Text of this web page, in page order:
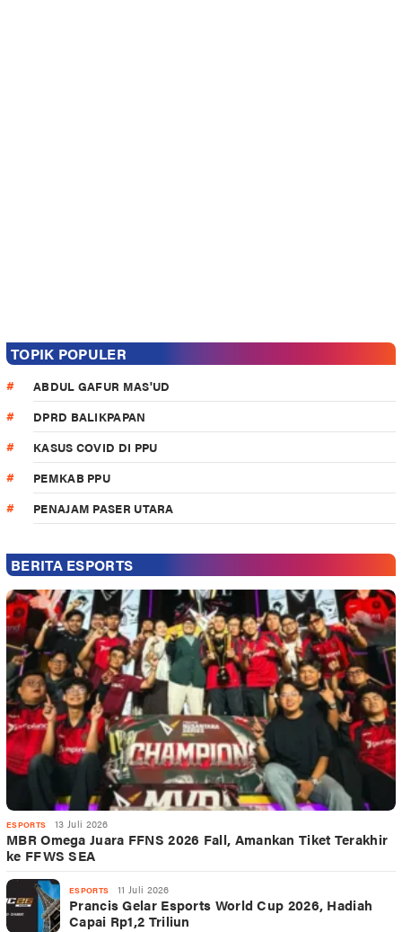
TOPIK POPULER
ABDUL GAFUR MAS'UD
DPRD BALIKPAPAN
KASUS COVID DI PPU
PEMKAB PPU
PENAJAM PASER UTARA
BERITA ESPORTS
ESPORTS 13 Juli 2026
MBR Omega Juara FFNS 2026 Fall, Amankan Tiket Terakhir
ke FFWS SEA
ESPORTS 11 Juli 2026
Prancis Gelar Esports World Cup 2026, Hadiah
Capai Rp1,2 Triliun